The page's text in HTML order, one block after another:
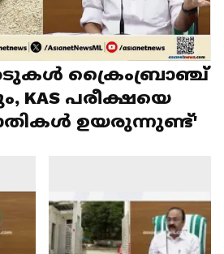
ക്രെെംബ്രാഞ്ച്
KAS പരീക്ഷയെ
ഉയരുന്നുണ്ട്'